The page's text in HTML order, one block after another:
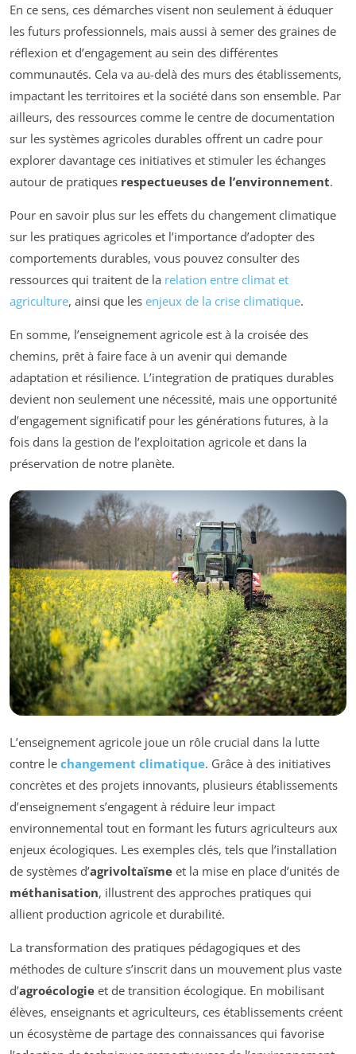
En ce sens, ces démarches visent non seulement à éduquer
les futurs professionnels, mais aussi à semer des graines de
réflexion et d’engagement au sein des différentes
communautés. Cela va au-delà des murs des établissements,
impactant les territoires et la société dans son ensemble. Par
ailleurs, des ressources comme le centre de documentation
sur les systèmes agricoles durables offrent un cadre pour
explorer davantage ces initiatives et stimuler les échanges
autour de pratiques respectueuses de l’environnement.
Pour en savoir plus sur les effets du changement climatique
sur les pratiques agricoles et l’importance d’adopter des
comportements durables, vous pouvez consulter des
ressources qui traitent de la relation entre climat et
agriculture, ainsi que les enjeux de la crise climatique.
En somme, l’enseignement agricole est à la croisée des
chemins, prêt à faire face à un avenir qui demande
adaptation et résilience. L’integration de pratiques durables
devient non seulement une nécessité, mais une opportunité
d’engagement significatif pour les générations futures, à la
fois dans la gestion de l’exploitation agricole et dans la
préservation de notre planète.
L’enseignement agricole joue un rôle crucial dans la lutte
contre le changement climatique. Grâce à des initiatives
concrètes et des projets innovants, plusieurs établissements
d’enseignement s’engagent à réduire leur impact
environnemental tout en formant les futurs agriculteurs aux
enjeux écologiques. Les exemples clés, tels que l’installation
de systèmes d’agrivoltaïsme et la mise en place d’unités de
méthanisation, illustrent des approches pratiques qui
allient production agricole et durabilité.
La transformation des pratiques pédagogiques et des
méthodes de culture s’inscrit dans un mouvement plus vaste
d’agroécologie et de transition écologique. En mobilisant
élèves, enseignants et agriculteurs, ces établissements créent
un écosystème de partage des connaissances qui favorise